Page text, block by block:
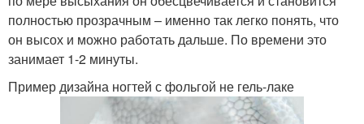
полностью прозрачным – именно так легко понять, что
он высох и можно работать дальше. По времени это
занимает 1-2 минуты.
Пример дизайна ногтей с фольгой не гель-лаке